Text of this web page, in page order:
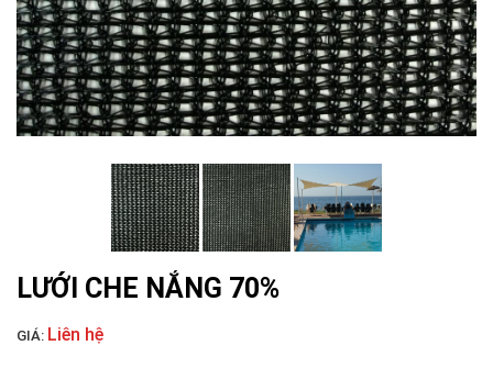
LƯỚI NUÔI TRỒNG HẢI SẢN
LƯỚI CHE NẮNG 70%
GIÁ: Liên hệ